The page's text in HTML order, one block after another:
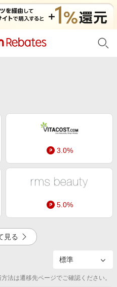
3.0%
5.0%
5.0%
見る
法は遷移先ページでご確認ください。